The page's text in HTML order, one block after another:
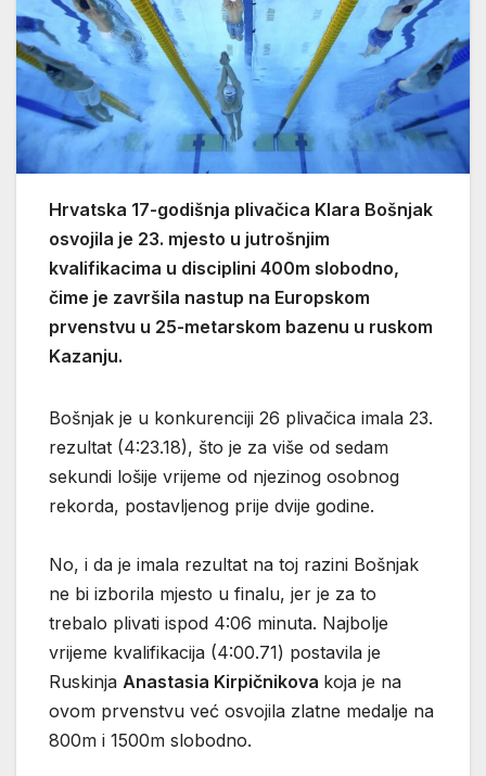
Hrvatska 17-godišnja plivačica Klara Bošnjak
osvojila je 23. mjesto u jutrošnjim
kvalifikacima u disciplini 400m slobodno,
čime je završila nastup na Europskom
prvenstvu u 25-metarskom bazenu u ruskom
Kazanju.
Bošnjak je u konkurenciji 26 plivačica imala 23.
rezultat (4:23.18), što je za više od sedam
sekundi lošije vrijeme od njezinog osobnog
rekorda, postavljenog prije dvije godine.
No, i da je imala rezultat na toj razini Bošnjak
ne bi izborila mjesto u finalu, jer je za to
trebalo plivati ispod 4:06 minuta. Najbolje
vrijeme kvalifikacija (4:00.71) postavila je
Ruskinja Anastasia Kirpičnikova koja je na
ovom prvenstvu već osvojila zlatne medalje na
800m i 1500m slobodno.